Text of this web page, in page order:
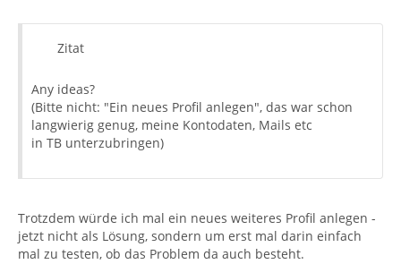
Zitat
Any ideas?
(Bitte nicht: "Ein neues Profil anlegen", das war schon
langwierig genug, meine Kontodaten, Mails etc
in TB unterzubringen)
Trotzdem würde ich mal ein neues weiteres Profil anlegen -
jetzt nicht als Lösung, sondern um erst mal darin einfach
mal zu testen, ob das Problem da auch besteht.